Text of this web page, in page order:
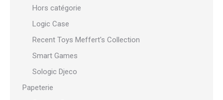
Hors catégorie
Logic Case
Recent Toys Meffert's Collection
Smart Games
Sologic Djeco
Papeterie